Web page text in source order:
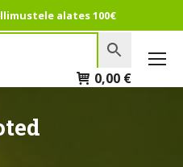
alates 100€
0,00 €